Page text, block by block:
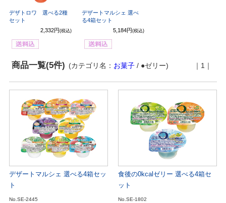
デザトロワ 選べる2種
セット
2,332円 (税込)
デザートマルシェ 選べ
る4箱セット
5,184円 (税込)
商品一覧(5件) ｜1｜
(カテゴリ名： お菓子/ ●ゼリー)
デザートマルシェ 選べる4箱セッ
ト
No.SE-2445
食後の0kcalゼリー 選べる4箱セ
ット
No.SE-1802